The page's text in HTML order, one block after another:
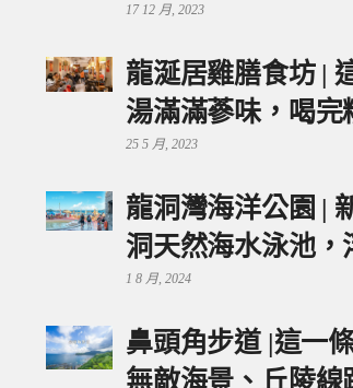
17 12 月, 2023
龍涎居雞膳食坊 |
湯滿滿蔘味，喝完
25 5 月, 2023
龍洞灣海洋公園 |
洞天然海水泳池
1 8 月, 2024
鼻頭角步道 |這一
無敵海景、丘陵